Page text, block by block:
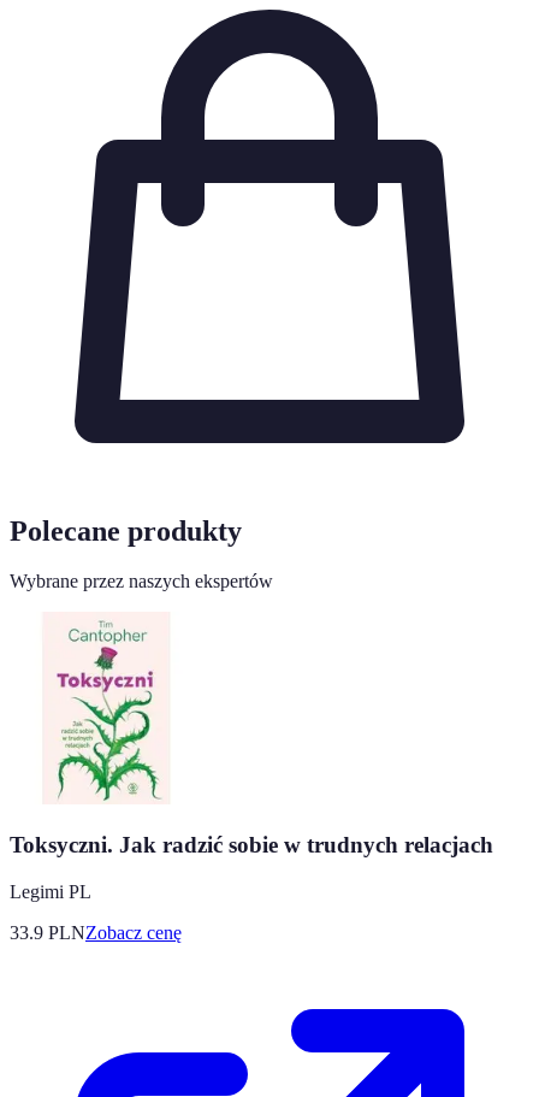
Polecane produkty
Wybrane przez naszych ekspertów
Toksyczni. Jak radzić sobie w trudnych relacjach
Legimi PL
33.9 PLNZobacz cenę